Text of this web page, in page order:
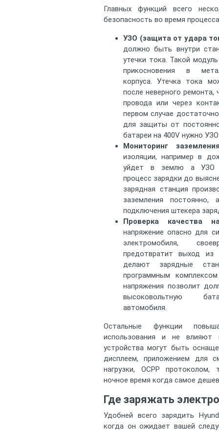
Главных функций всего
безопасность во время
УЗО (защита от удара
должно быть внутри
утечки тока. Такой
прикосновения в
корпуса. Утечка тока
после неверного
провода или через
первом случае
для защиты от
батареи на 400V нужно
Мониторинг
изоляции, например в
уйдет в землю а УЗО
процесс зарядки до
зарядная станция
заземления
подключения штекера
Проверка качества
напряжение опасно для
электромобиля,
предотвратит выход
делают зарядные
программным
напряжения позволит
высоковольтную
автомобиля.
Остальные функции
использования и не влияют
устройства могут быть
дисплеем, приложением для
нагрузки, OCPP
ночное время когда самое
Где заряжать
Удобней всего зарядить
когда он ожидает вашей